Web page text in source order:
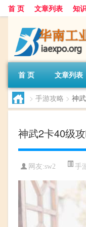
首 页 文章列表 知
首 页 文章列表
> 手游攻略 > 神
神武2卡40级
网友:sw2 手